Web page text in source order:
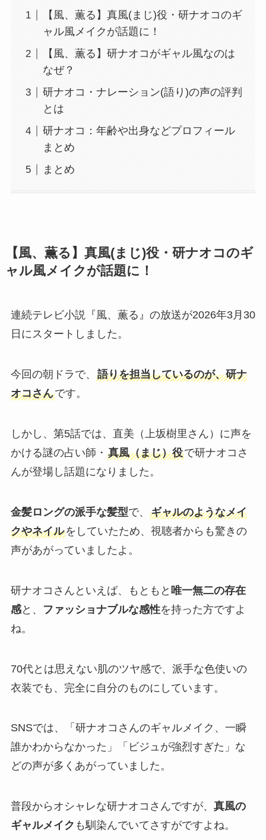
【風、薫る】真風(まじ)役・研ナオコのギ
ャル風メイクが話題に！
【風、薫る】研ナオコがギャル風なのは
なぜ？
研ナオコ・ナレーション(語り)の声の評判
とは
研ナオコ：年齢や出身などプロフィール
まとめ
まとめ
【風、薫る】真風(まじ)役・研ナオコのギ
ャル風メイクが話題に！
連続テレビ小説『風、薫る』の放送が2026年3月30
日にスタートしました。
今回の朝ドラで、 語りを担当しているのが、研ナ
オコさんです。
しかし、第5話では、直美（上坂樹里さん）に声を
かける謎の占い師・ 真風（まじ）役で研ナオコさ
んが登場し話題になりました。
金髪ロングの派手な髪型で、 ギャルのようなメイ
クやネイルをしていたため、視聴者からも驚きの
声があがっていましたよ。
研ナオコさんといえば、もともと 唯一無二の存在
感と、 ファッショナブルな感性を持った方ですよ
ね。
70代とは思えない肌のツヤ感で、派手な色使いの
衣装でも、完全に自分のものにしています。
SNSでは、「研ナオコさんのギャルメイク、一瞬
誰かわからなかった」「ビジュが強烈すぎた」な
どの声が多くあがっていました。
普段からオシャレな研ナオコさんですが、 真風の
ギャルメイク も馴染んでいてさすがですよね。